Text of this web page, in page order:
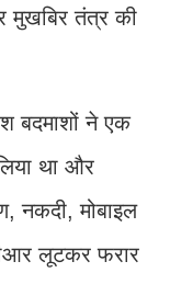
मुखबिर तंत्र की
बदमाशों ने एक
था और
नकदी, मोबाइल
लूटकर फरार